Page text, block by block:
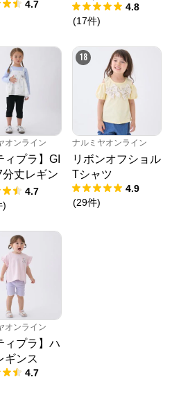
4.7
ングTシャツ
4.8
(17件)
オンライン
ィプラ】GI
分丈レギン
4.7
)
18
ナルミヤオンライン
リボンオフショル
Tシャツ
4.9
(29件)
オンライン
ィプラ】ハ
ギンス
4.7